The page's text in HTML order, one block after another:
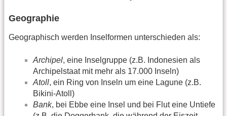
Geographie
Geographisch werden Inselformen unterschieden als:
Archipel, eine Inselgruppe (z.B. Indonesien als
Archipelstaat mit mehr als 17.000 Inseln)
Atoll, ein Ring von Inseln um eine Lagune (z.B.
Bikini-Atoll)
Bank, bei Ebbe eine Insel und bei Flut eine Untiefe